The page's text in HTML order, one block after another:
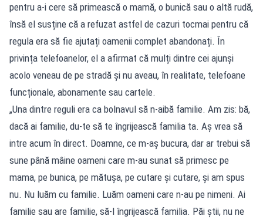
pentru a-i cere să primească o mamă, o bunică sau o altă rudă,
însă el susține că a refuzat astfel de cazuri tocmai pentru că
regula era să fie ajutați oamenii complet abandonați. În
privința telefoanelor, el a afirmat că mulți dintre cei ajunși
acolo veneau de pe stradă și nu aveau, în realitate, telefoane
funcționale, abonamente sau cartele.
„Una dintre reguli era ca bolnavul să n-aibă familie. Am zis: bă,
dacă ai familie, du-te să te îngrijească familia ta. Aș vrea să
intre acum în direct. Doamne, ce m-aș bucura, dar ar trebui să
sune până mâine oameni care m-au sunat să primesc pe
mama, pe bunica, pe mătușa, pe cutare și cutare, și am spus
nu. Nu luăm cu familie. Luăm oameni care n-au pe nimeni. Ai
familie sau are familie, să-l îngrijească familia. Păi știi, nu ne